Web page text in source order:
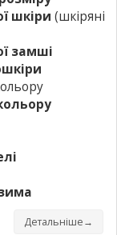
шкіри (шкіряні
замші
Детальніше→